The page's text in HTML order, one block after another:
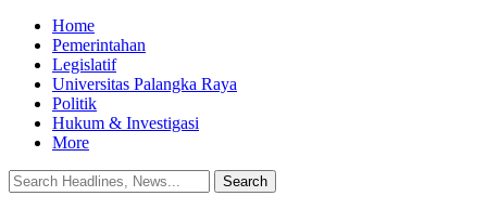
Home
Pemerintahan
Legislatif
Universitas Palangka Raya
Politik
Hukum & Investigasi
More